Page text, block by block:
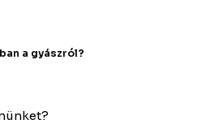
a gyászról?